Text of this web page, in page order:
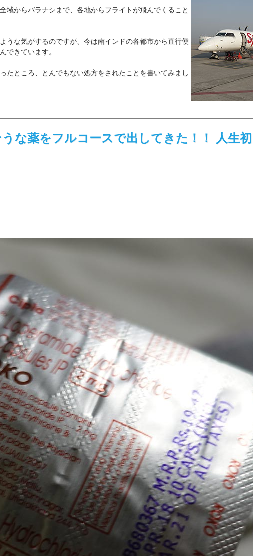
からバラナシまで、各地からフライトが飛んでくること
うな気がするのですが、今は南インドの各都市から直行便
できています。
たところ、とんでもない処方をされたことを書いてみまし
な薬をフルコースで出してきた！！ 人生